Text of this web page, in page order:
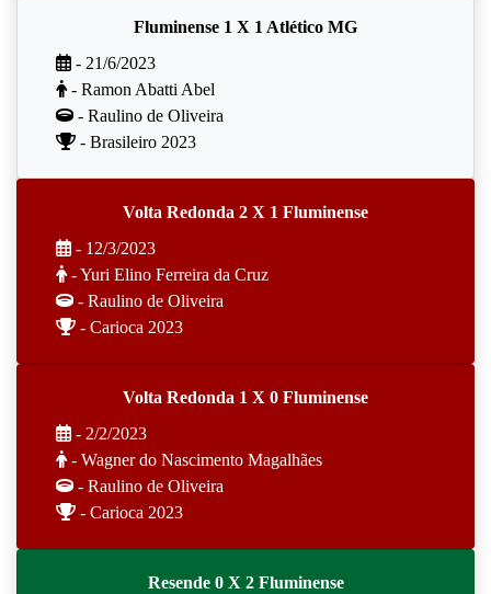
Fluminense 1 X 1 Atlético MG
- 21/6/2023
- Ramon Abatti Abel
- Raulino de Oliveira
- Brasileiro 2023
Volta Redonda 2 X 1 Fluminense
- 12/3/2023
- Yuri Elino Ferreira da Cruz
- Raulino de Oliveira
- Carioca 2023
Volta Redonda 1 X 0 Fluminense
- 2/2/2023
- Wagner do Nascimento Magalhães
- Raulino de Oliveira
- Carioca 2023
Resende 0 X 2 Fluminense